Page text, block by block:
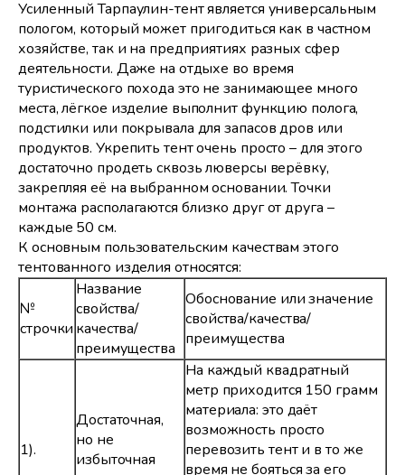
Усиленный Тарпаулин-тент является универсальным
пологом, который может пригодиться как в частном
хозяйстве, так и на предприятиях разных сфер
деятельности. Даже на отдыхе во время
туристического похода это не занимающее много
места, лёгкое изделие выполнит функцию полога,
подстилки или покрывала для запасов дров или
продуктов. Укрепить тент очень просто – для этого
достаточно продеть сквозь люверсы верёвку,
закрепляя её на выбранном основании. Точки
монтажа располагаются близко друг от друга –
каждые 50 см.
К основным пользовательским качествам этого
тентованного изделия относятся:
№
строчки
Название
свойства/
качества/
преимущества
Обоснование или значение
свойства/качества/
преимущества
1).
Достаточная,
но не
избыточная
На каждый квадратный
метр приходится 150 грамм
материала: это даёт
возможность просто
перевозить тент и в то же
время не бояться за его